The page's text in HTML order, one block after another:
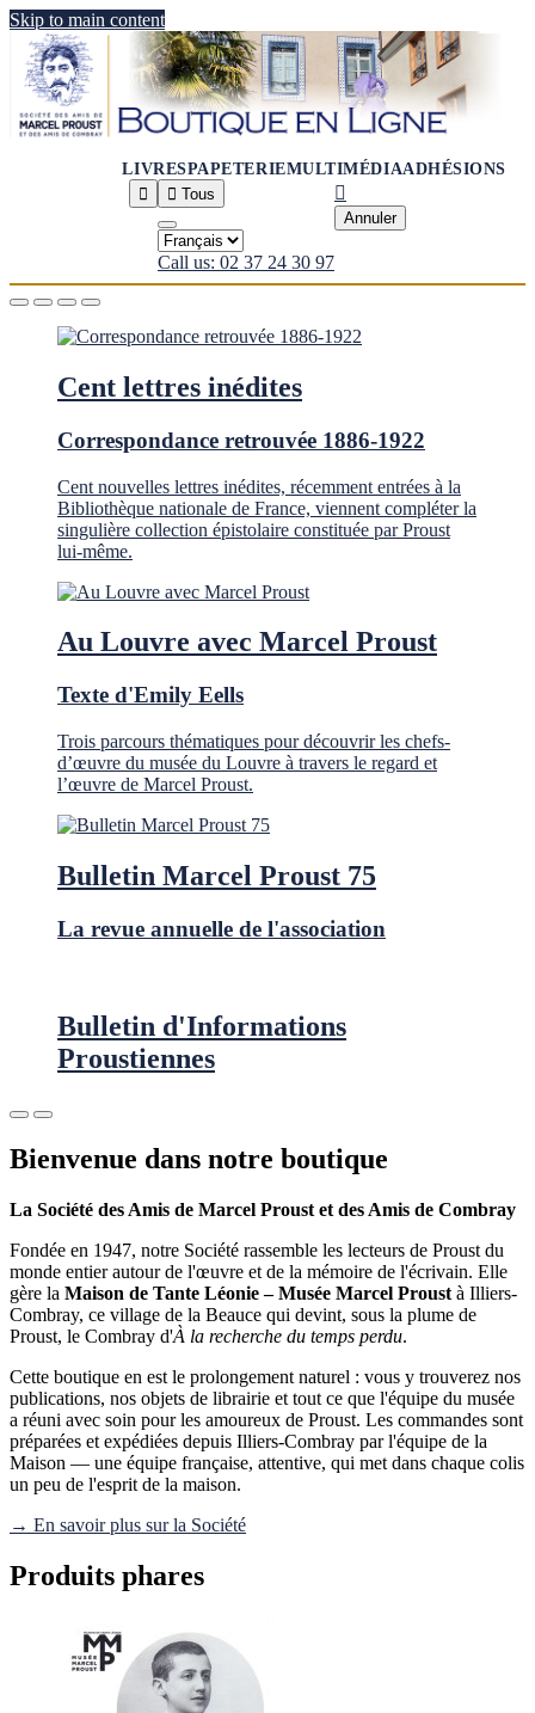
Skip to main content
LIVRESPAPETERIEMULTIMÉDIAADHÉSIONS

 Tous
Call us: 02 37 24 30 97

Annuler
Cent lettres inédites
Correspondance retrouvée 1886-1922
Cent nouvelles lettres inédites, récemment entrées à la
Bibliothèque nationale de France, viennent compléter la
singulière collection épistolaire constituée par Proust
lui-même.
Au Louvre avec Marcel Proust
Texte d'Emily Eells
Trois parcours thématiques pour découvrir les chefs-
d’œuvre du musée du Louvre à travers le regard et
l’œuvre de Marcel Proust.
Bulletin Marcel Proust 75
La revue annuelle de l'association
Bulletin d'Informations
Proustiennes
Bienvenue dans notre boutique
La Société des Amis de Marcel Proust et des Amis de Combray
Fondée en 1947, notre Société rassemble les lecteurs de Proust du
monde entier autour de l'œuvre et de la mémoire de l'écrivain. Elle
gère la Maison de Tante Léonie – Musée Marcel Proust à Illiers-
Combray, ce village de la Beauce qui devint, sous la plume de
Proust, le Combray d'À la recherche du temps perdu.
Cette boutique en est le prolongement naturel : vous y trouverez nos
publications, nos objets de librairie et tout ce que l'équipe du musée
a réuni avec soin pour les amoureux de Proust. Les commandes sont
préparées et expédiées depuis Illiers-Combray par l'équipe de la
Maison — une équipe française, attentive, qui met dans chaque colis
un peu de l'esprit de la maison.
→ En savoir plus sur la Société
Produits phares